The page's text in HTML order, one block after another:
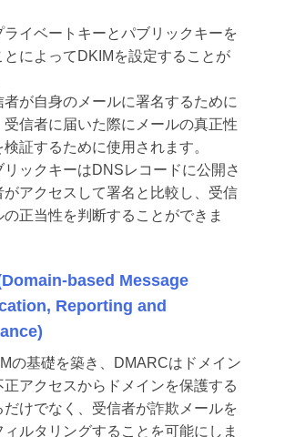
ライベートキーとパブリックキーを
とによってDKIMを設定することが
者が自身のメールに署名するために
受信者に届いた際にメールの真正性
検証するために使用されます。
リックキーはDNSレコードに公開さ
がアクセスして署名と比較し、受信
の正当性を判断することができま
based Message
Reporting and
の基礎を築き、DMARCはドメイン
正アクセスからドメインを保護する
だけでなく、受信者が詐欺メールを
ルタリングすることを可能にしま